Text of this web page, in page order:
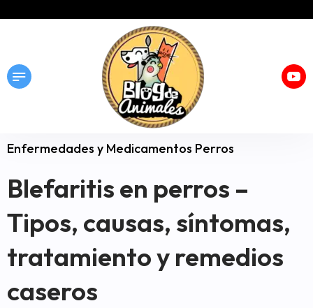
Enfermedades y Medicamentos Perros
Blefaritis en perros –
Tipos, causas, síntomas,
tratamiento y remedios
caseros